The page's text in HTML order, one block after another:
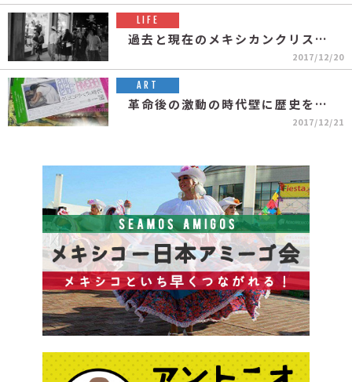
LIFE
過去と現在のメキシカンクリスマス
2017/12/20
ART
革命後の激動の時代壁に歴史を描いた偉大な画家
2017/12/21